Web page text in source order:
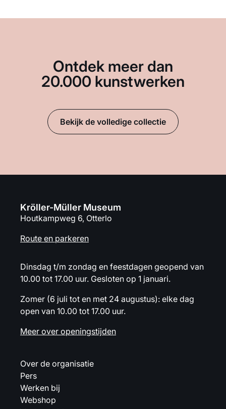
Ontdek meer dan
20.000 kunstwerken
Bekijk de volledige collectie
Kröller-Müller Museum
Houtkampweg 6, Otterlo
Route en parkeren
Dinsdag t/m zondag en feestdagen geopend van
10.00 tot 17.00 uur. Gesloten op 1 januari.
Zomer (6 juli tot en met 24 augustus): elke dag
open van 10.00 tot 17.00 uur.
Meer over openingstijden
Over de organisatie
Pers
Werken bij
Webshop